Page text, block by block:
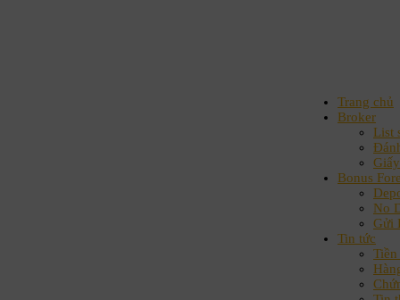
Trang chủ
Broker
List
Bonus
No
Gửi
Tin tức
Tiền